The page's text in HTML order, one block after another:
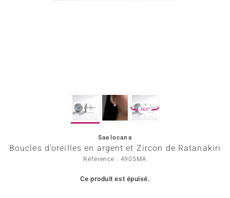
360°
Saelocana
Boucles d'oreilles en argent et Zircon de Ratanakiri
Référence : 4905MA
Ce produit est épuisé.